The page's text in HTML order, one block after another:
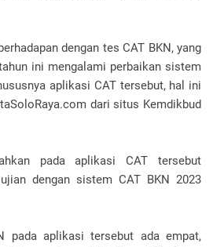
dengan tes CAT BKN, yang
ini mengalami perbaikan sistem
aplikasi CAT tersebut, hal ini
dari situs Kemdikbud
pada aplikasi CAT tersebut
dengan sistem CAT BKN 2023
pada aplikasi tersebut ada empat,